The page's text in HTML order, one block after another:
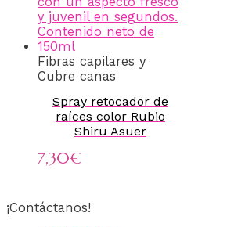
Fibras capilares y
Cubre canas
Spray retocador de
raíces color Rubio
Shiru Asuer
7,30€
¡Contáctanos!